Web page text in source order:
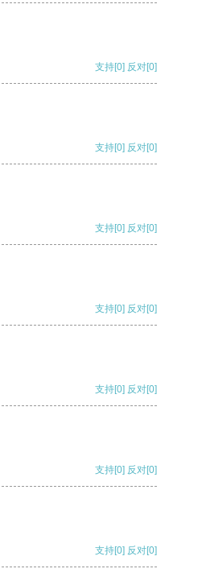
支持[0] 反对[0]
支持[0] 反对[0]
支持[0] 反对[0]
支持[0] 反对[0]
支持[0] 反对[0]
支持[0] 反对[0]
支持[0] 反对[0]